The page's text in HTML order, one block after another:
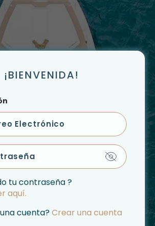
¡BIENVENIDA!
tu contraseña ?
aquí.
cuenta?Crear una cuenta